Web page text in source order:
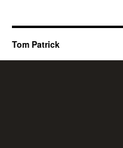
Tom Patrick